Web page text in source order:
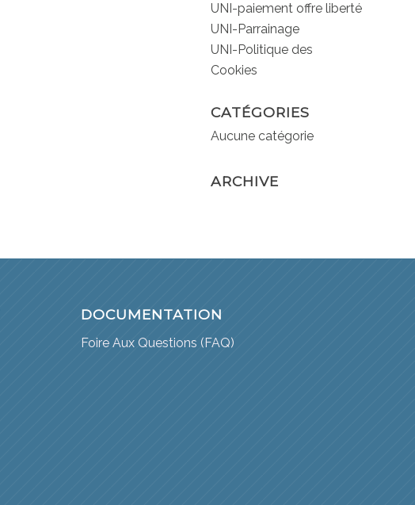
UNI-paiement offre liberté
UNI-Parrainage
UNI-Politique des
Cookies
CATÉGORIES
Aucune catégorie
ARCHIVE
DOCUMENTATION
Foire Aux Questions (FAQ)